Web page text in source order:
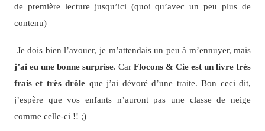
de première lecture jusqu’ici (quoi qu’avec un peu plus de
contenu)
Je dois bien l’avouer, je m’attendais un peu à m’ennuyer, mais
j’ai eu une bonne surprise. CarFlocons & Cie est un livre très
frais et très drôle que j’ai dévoré d’une traite. Bon ceci dit,
j’espère que vos enfants n’auront pas une classe de neige
comme celle-ci !! ;)